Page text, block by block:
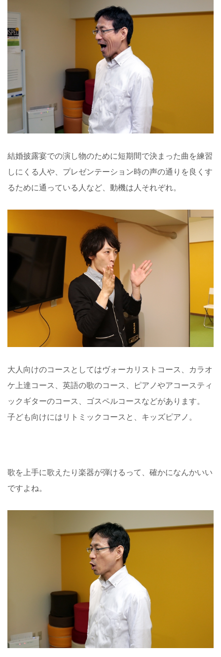
結婚披露宴での演し物のために短期間で決まった曲を練習
しにくる人や、プレゼンテーション時の声の通りを良くす
るために通っている人など、動機は人それぞれ。
大人向けのコースとしてはヴォーカリストコース、カラオ
ケ上達コース、英語の歌のコース、ピアノやアコースティ
ックギターのコース、ゴスペルコースなどがあります。
子ども向けにはリトミックコースと、キッズピアノ。
歌を上手に歌えたり楽器が弾けるって、確かになんかいい
ですよね。